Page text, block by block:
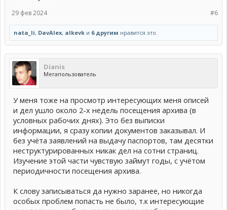
только организовать площадку, куда будут добавлять
информацию волонтеры, например, таблицу Exel, и следить
за распределением новых дел для просмотра. Из дела
выписывать № страницы, ФИО, местность.
Нужен модератор для этой работы, желательно, кто-то из
платформу и поможет волонтерам, если таковые откликнутся,
вносить туда информацию.
#6
29 фев 2024
nata_li, DavAlex, alkevk и 6 другим нравится это.
Dianis
Мегапользователь
У меня тоже на просмотр интересующих меня описей
и дел ушло около 2-х недель посещения архива (в
условных рабочих днях). Это без выписки
информации, я сразу копии документов заказывал. И
без учёта заявлений на выдачу паспортов, там десятки
неструктурированных никак дел на сотни страниц.
Изучение этой части чувствую займут годы, с учётом
периодичности посещения архива.
К слову записываться да нужно заранее, но никогда
особых проблем попасть не было, т.к интересующие